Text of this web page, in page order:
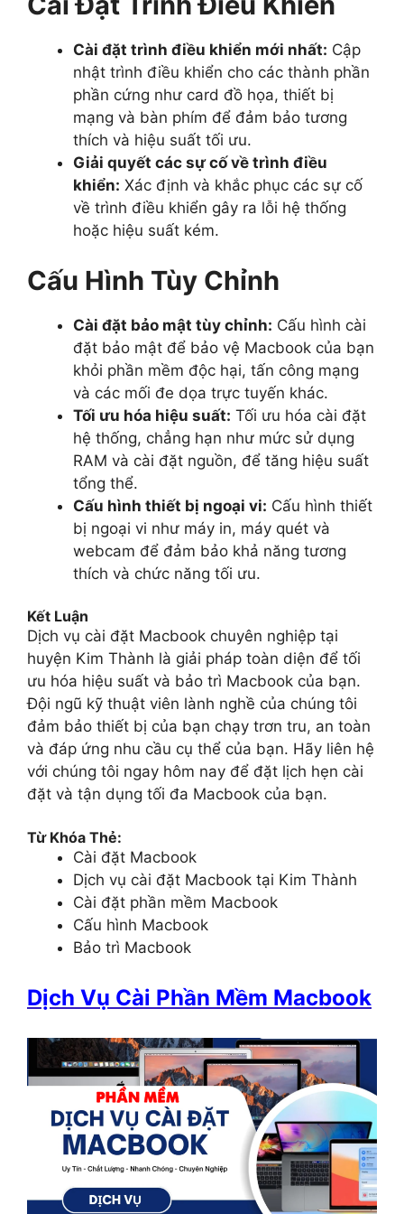
Cài đặt trình điều khiển mới nhất: Cập
nhật trình điều khiển cho các thành phần
phần cứng như card đồ họa, thiết bị
mạng và bàn phím để đảm bảo tương
thích và hiệu suất tối ưu.
Giải quyết các sự cố về trình điều
khiển: Xác định và khắc phục các sự cố
về trình điều khiển gây ra lỗi hệ thống
hoặc hiệu suất kém.
Cấu Hình Tùy Chỉnh
Cài đặt bảo mật tùy chỉnh: Cấu hình cài
đặt bảo mật để bảo vệ Macbook của bạn
khỏi phần mềm độc hại, tấn công mạng
và các mối đe dọa trực tuyến khác.
Tối ưu hóa hiệu suất: Tối ưu hóa cài đặt
hệ thống, chẳng hạn như mức sử dụng
RAM và cài đặt nguồn, để tăng hiệu suất
tổng thể.
Cấu hình thiết bị ngoại vi: Cấu hình thiết
bị ngoại vi như máy in, máy quét và
webcam để đảm bảo khả năng tương
thích và chức năng tối ưu.
Kết Luận
Dịch vụ cài đặt Macbook chuyên nghiệp tại
huyện Kim Thành là giải pháp toàn diện để tối
ưu hóa hiệu suất và bảo trì Macbook của bạn.
Đội ngũ kỹ thuật viên lành nghề của chúng tôi
đảm bảo thiết bị của bạn chạy trơn tru, an toàn
và đáp ứng nhu cầu cụ thể của bạn. Hãy liên hệ
với chúng tôi ngay hôm nay để đặt lịch hẹn cài
đặt và tận dụng tối đa Macbook của bạn.
Từ Khóa Thẻ:
Cài đặt Macbook
Dịch vụ cài đặt Macbook tại Kim Thành
Cài đặt phần mềm Macbook
Cấu hình Macbook
Bảo trì Macbook
Dịch Vụ Cài Phần Mềm Macbook